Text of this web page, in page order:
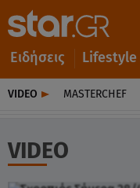
Ειδήσεις Lifestyle
VIDEO MASTERCHEF
VIDEO